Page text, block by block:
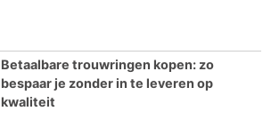
Betaalbare trouwringen kopen: zo
bespaar je zonder in te leveren op
kwaliteit